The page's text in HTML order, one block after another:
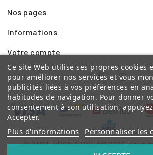
Nos pages
Informations
Votre compte
Ce site Web utilise ses propres cookies
pour améliorer nos services et vous
publicités liées à vos préférences en
habitudes de navigation. Pour donner
consentement à son utilisation,
Accepter.
Plus d'informations Personnaliser les
© ONCE UPON A DREAM 2026. Tous